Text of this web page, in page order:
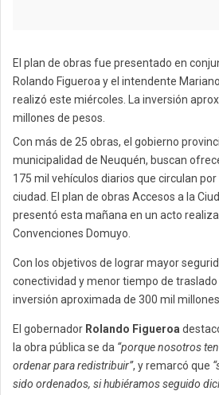
El plan de obras fue presentado en
Rolando Figueroa y el intendente
realizó este miércoles. La inversión
millones de pesos.
Con más de 25 obras, el gobierno
municipalidad de Neuquén, buscan
175 mil vehículos diarios que circulan
ciudad. El plan de obras Accesos a la
presentó esta mañana en un acto
Convenciones Domuyo.
Con los objetivos de lograr mayor
conectividad y menor tiempo de
inversión aproximada de 300 mil millones
El gobernador Rolando Figueroa
la obra pública se da “porque nosotros
ordenar para redistribuir”, y remarcó que
sido ordenados, si hubiéramos seguido